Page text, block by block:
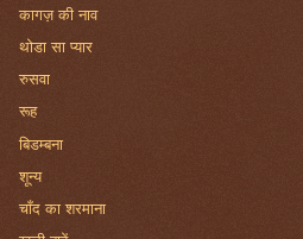
कागज़ की नाव
थोडा सा प्यार
रुसवा
रूह
बिडम्बना
शून्य
चाँद का शरमाना